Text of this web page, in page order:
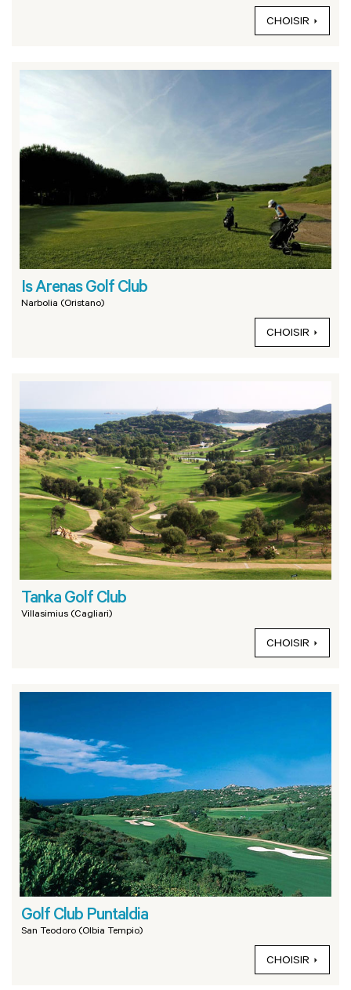
CHOISIR
Is Arenas Golf Club
Narbolia (Oristano)
CHOISIR
Tanka Golf Club
Villasimius (Cagliari)
CHOISIR
Golf Club Puntaldia
San Teodoro (Olbia Tempio)
CHOISIR